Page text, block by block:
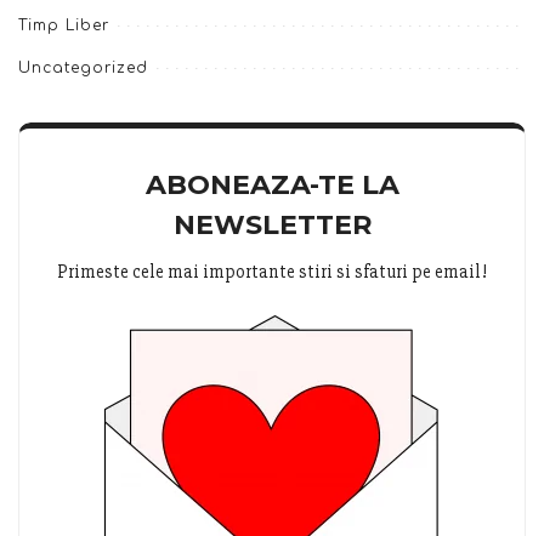
Timp Liber
Uncategorized
ABONEAZA-TE LA
NEWSLETTER
Primeste cele mai importante stiri si sfaturi pe email!